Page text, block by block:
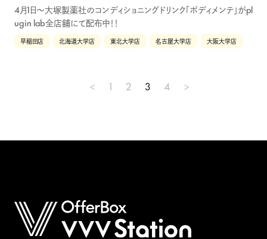
4月1日～大塚製薬社のコンディショニングドリンク「ボディメンテ」がpl
ugin lab全店舗にて配布中！！
早稲田店 北海道大学店 東北大学店 名古屋大学店 大阪大学店
ー
< 1 2 3 4 >